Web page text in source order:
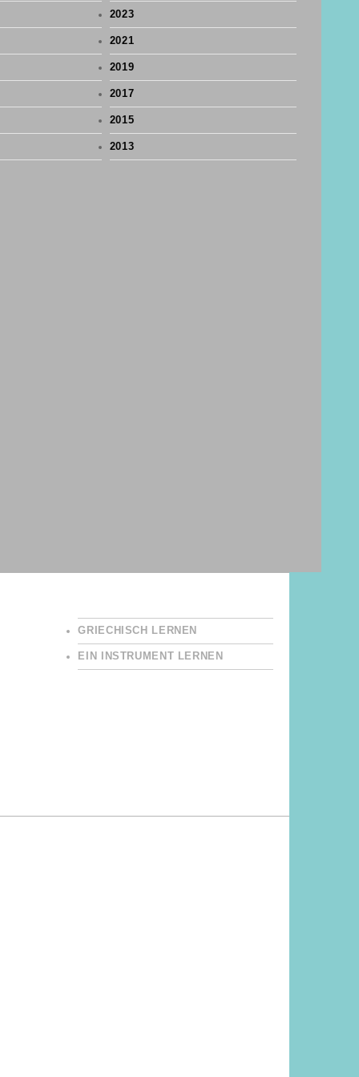
2023
2021
2019
2017
2015
2013
GRIECHISCH LERNEN
EIN INSTRUMENT LERNEN